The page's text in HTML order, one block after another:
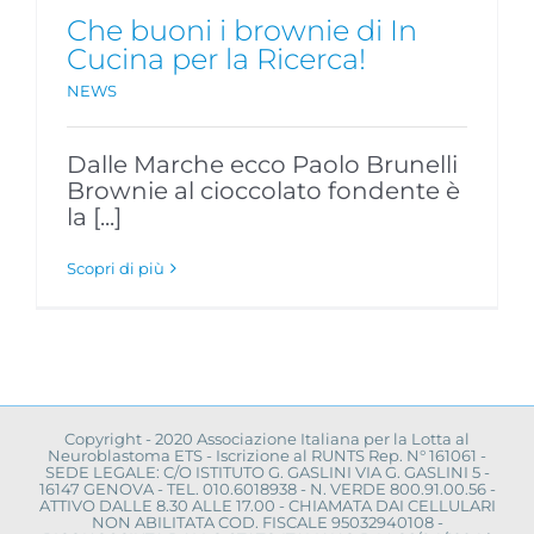
Che buoni i brownie di In
Cucina per la Ricerca!
NEWS
Dalle Marche ecco Paolo Brunelli
Brownie al cioccolato fondente è
la [...]
Scopri di più
Copyright - 2020 Associazione Italiana per la Lotta al
Neuroblastoma ETS - Iscrizione al RUNTS Rep. N° 161061 -
SEDE LEGALE: C/O ISTITUTO G. GASLINI VIA G. GASLINI 5 -
16147 GENOVA - TEL. 010.6018938 - N. VERDE 800.91.00.56 -
ATTIVO DALLE 8.30 ALLE 17.00 - CHIAMATA DAI CELLULARI
NON ABILITATA COD. FISCALE 95032940108 -